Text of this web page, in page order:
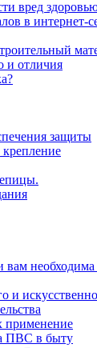
вред
в интернет-
и отличия
защиты
необходима
и
применение
ПВС в быту